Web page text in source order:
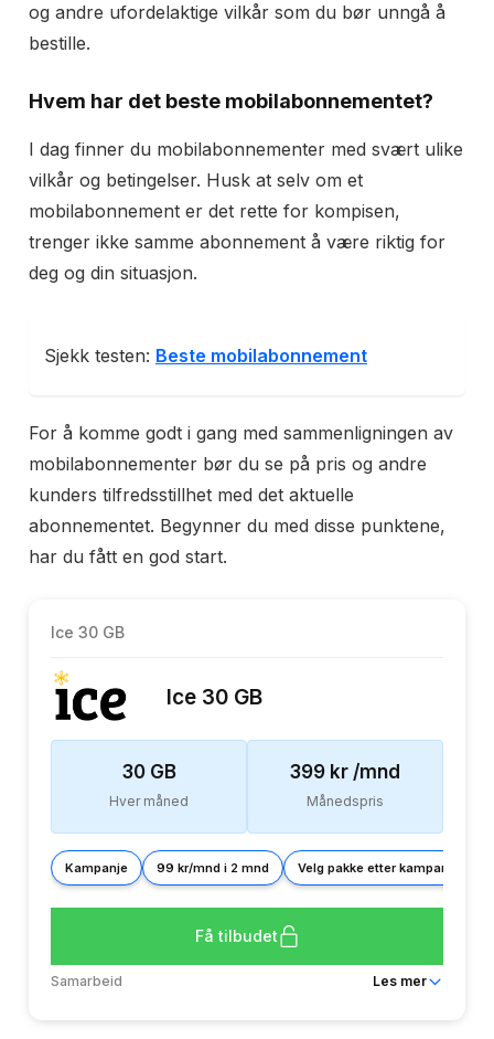
og andre ufordelaktige vilkår som du bør unngå å
bestille.
Hvem har det beste mobilabonnementet?
I dag finner du mobilabonnementer med svært ulike
vilkår og betingelser. Husk at selv om et
mobilabonnement er det rette for kompisen,
trenger ikke samme abonnement å være riktig for
deg og din situasjon.
Sjekk testen: Beste mobilabonnement
For å komme godt i gang med sammenligningen av
mobilabonnementer bør du se på pris og andre
kunders tilfredsstillhet med det aktuelle
abonnementet. Begynner du med disse punktene,
har du fått en god start.
Ice 30 GB
Ice 30 GB
30GB
Hver måned
399 kr /mnd
Månedspris
Kampanje 99 kr/mnd i 2 mnd Velg pakke etter kampanjeslutt
Få tilbudet
Samarbeid
Les mer